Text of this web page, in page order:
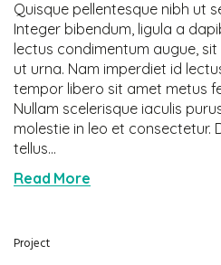
Quisque pellentesque nibh ut
Integer bibendum, ligula a
lectus condimentum augue,
ut urna. Nam imperdiet id
tempor libero sit amet metus
Nullam scelerisque iaculis
molestie in leo et consectetur.
tellus...
Read More
Project